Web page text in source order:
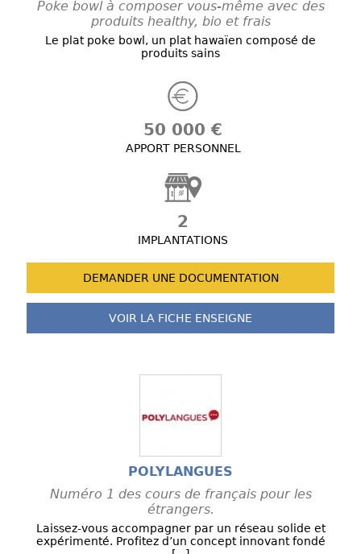
Poke bowl à composer vous-même avec des
produits healthy, bio et frais
Le plat poke bowl, un plat hawaïen composé de
produits sains
50 000 €
APPORT PERSONNEL
2
IMPLANTATIONS
DEMANDER UNE DOCUMENTATION
VOIR LA FICHE ENSEIGNE
POLYLANGUES
Numéro 1 des cours de français pour les
étrangers.
Laissez-vous accompagner par un réseau solide et
expérimenté. Profitez d’un concept innovant fondé